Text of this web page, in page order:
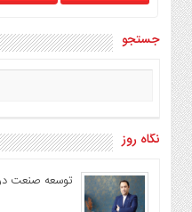
جستجو
نگاه روز
توسعه صنعت